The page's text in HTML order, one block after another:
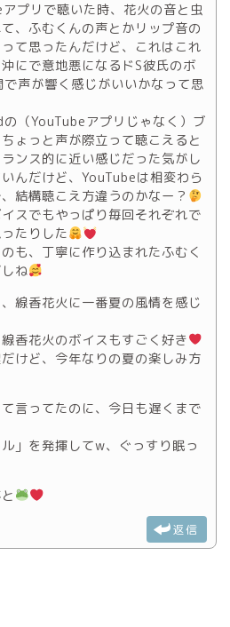
プリで聴いた時、花火の音と虫
、ふむくんの声とかリップ音の
て思ったんだけど、これはこれ
にで意地悪になるドS彼氏のボ
声が響く感じがいいかなって思
（YouTubeアプリじゃなく）ブ
ょっと声が際立って聴こえると
ンス的に近い感じだった気がし
んだけど、YouTubeは相変わら
結構聴こえ方違うのかなー？
スでもやっぱり毎回それぞれで
たりした
も、丁寧に作り込まれたふむく
ね
線香花火に一番夏の風情を感じ
香花火のボイスもすごく好き
けど、今年なりの夏の楽しみ方
言ってたのに、今日も遅くまで
」を発揮してw、ぐっすり眠っ
返信